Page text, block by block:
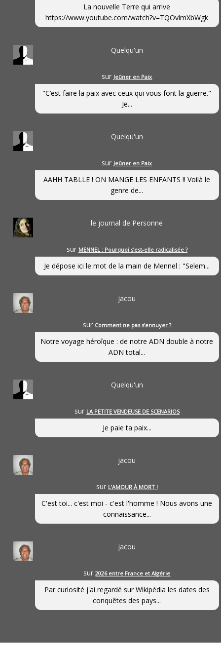
La nouvelle Terre qui arrive
https://www.youtube.com/watch?v=TQOvlmXbWgk
Quelqu'un
sur Jeûner en Paix
"C’est faire la paix avec ceux qui vous font la guerre."
Je...
Quelqu'un
sur Jeûner en Paix
AAHH TABLLE ! ON MANGE LES ENFANTS !! Voilà le
genre de...
le journal de Personne
sur MENNEL : Pourquoi s’est-elle radicalisée ?
Je dépose ici le mot de la main de Mennel : "Selem...
jacou
sur Comment ne pas s’ennuyer ?
Notre voyage héroîque : de notre ADN double à notre
ADN total...
Quelqu'un
sur LA PETITE VENDEUSE DE SCENARIOS
Je paie ta paix...
jacou
sur L’AMOUR À MORT !
C'est toi... c'est moi - c'est l'homme ! Nous avons une
connaissance...
jacou
sur2026 entre France et Algérie
Par curiosité j'ai regardé sur Wikipédia les dates des
conquêtes des pays...